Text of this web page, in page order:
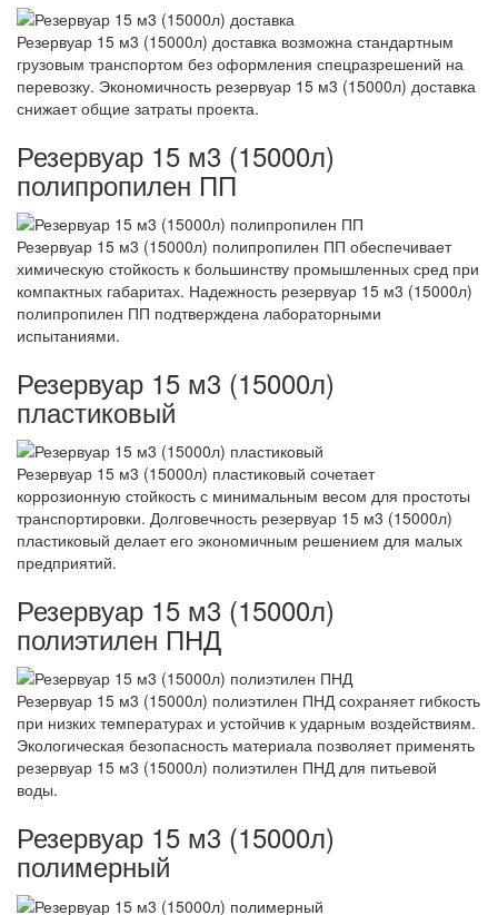
Резервуар 15 м3 (15000л) доставка возможна стандартным
грузовым транспортом без оформления спецразрешений на
перевозку. Экономичность резервуар 15 м3 (15000л) доставка
снижает общие затраты проекта.
Резервуар 15 м3 (15000л)
полипропилен ПП
Резервуар 15 м3 (15000л) полипропилен ПП обеспечивает
химическую стойкость к большинству промышленных сред при
компактных габаритах. Надежность резервуар 15 м3 (15000л)
полипропилен ПП подтверждена лабораторными
испытаниями.
Резервуар 15 м3 (15000л)
пластиковый
Резервуар 15 м3 (15000л) пластиковый сочетает
коррозионную стойкость с минимальным весом для простоты
транспортировки. Долговечность резервуар 15 м3 (15000л)
пластиковый делает его экономичным решением для малых
предприятий.
Резервуар 15 м3 (15000л)
полиэтилен ПНД
Резервуар 15 м3 (15000л) полиэтилен ПНД сохраняет гибкость
при низких температурах и устойчив к ударным воздействиям.
Экологическая безопасность материала позволяет применять
резервуар 15 м3 (15000л) полиэтилен ПНД для питьевой
воды.
Резервуар 15 м3 (15000л)
полимерный